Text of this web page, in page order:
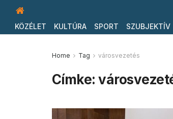
KÖZÉLET KULTÚRA SPORT SZUBJEKTÍV
Home Tag városvezetés
Címke: